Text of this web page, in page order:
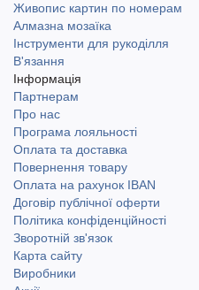
Живопис картин по номерам
Алмазна мозаїка
Інструменти для рукоділля
В'язання
Інформація
Партнерам
Про нас
Програма лояльності
Оплата та доставка
Повернення товару
Оплата на рахунок IBAN
Договір публічної оферти
Політика конфіденційності
Зворотній зв'язок
Карта сайту
Виробники